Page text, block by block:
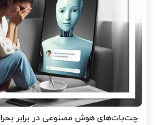
چت‌بات‌های هوش مصنوعی در برابر